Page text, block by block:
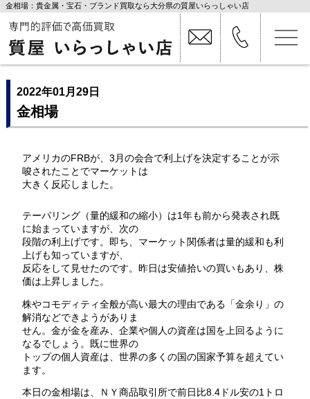
金相場：貴金属・宝石・ブランド買取なら大分県の質屋いらっしゃい店
2022年01月29日
金相場
アメリカのFRBが、3月の会合で利上げを決定することが示
唆されたことでマーケットは
大きく反応しました。
テーパリング（量的緩和の縮小）は1年も前から発表され既
に始まっていますが、次の
段階の利上げです。即ち、マーケット関係者は量的緩和も利
上げも知っていますが、
反応をして見せたのです。昨日は安値拾いの買いもあり、株
価は上昇しました。
株やコモディティ全般が高い最大の理由である「金余り」の
解消などできようがありま
せん。金が金を産み、企業や個人の資産は国を上回るように
なるでしょう。既に世界の
トップの個人資産は、世界の多くの国の国家予算を超えてい
ます。
本日の金相場は、ＮＹ商品取引所で前日比8.4ドル安の1トロ